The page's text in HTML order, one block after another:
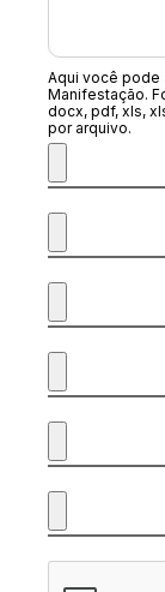
Aqui você pode
Manifestação.
docx, pdf, xls,
por arquivo.